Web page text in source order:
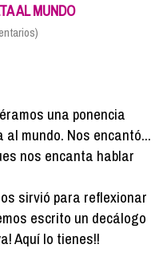
AL MUNDO
una ponencia
mundo. Nos encantó...
nos encanta hablar
sirvió para reflexionar
escrito un decálogo
Aquí lo tienes!!